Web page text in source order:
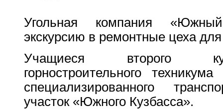
Угольная компания
экскурсию в ремонтные цеха
Учащиеся второго
горностроительного
специализированного
участок «Южного Кузбасса».